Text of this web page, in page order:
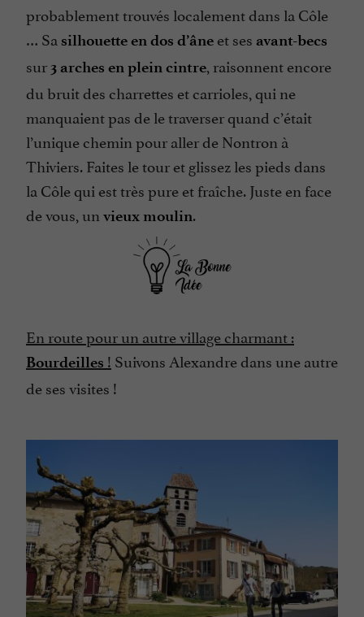
probablement trouvés localement dans la Côle
… Sa silhouette en dos d’âne et ses avant-becs
sur 3 arches en plein cintre, raisonnent encore
du bruit des charrettes et carrioles, qui ne
manquaient pas de le traverser quand c’était
l’unique chemin pour aller de Nontron à
Thiviers. Faites le tour et glissez les pieds dans
la Côle qui est très pure et fraîche. Juste en face
de vous, un vieux moulin.
En route pour un autre village charmant :
Bourdeilles ! Suivons Alexandre dans une autre
de ses visites !